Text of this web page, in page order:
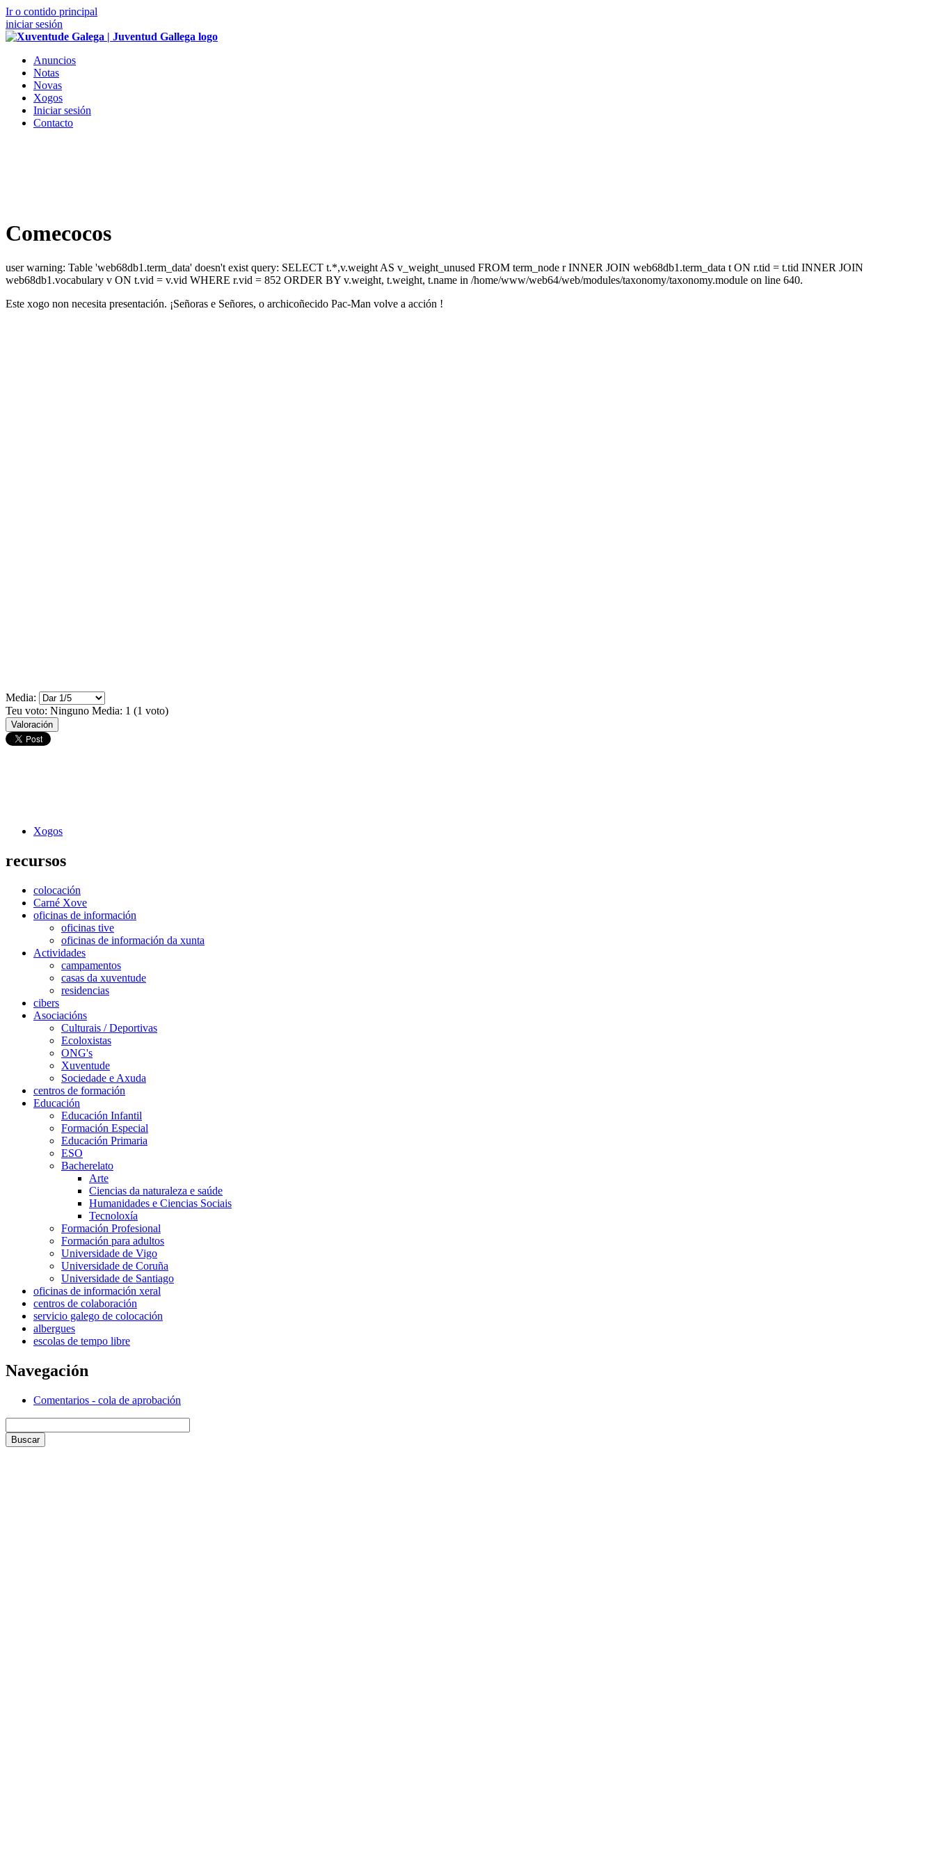
Ir o contido principal
iniciar sesión
Anuncios
Notas
Novas
Xogos
Iniciar sesión
Contacto
Comecocos
user warning: Table 'web68db1.term_data' doesn't exist query: SELECT t.*,v.weight AS v_weight_unused FROM term_node r INNER JOIN web68db1.term_data t ON r.tid = t.tid INNER JOIN
web68db1.vocabulary v ON t.vid = v.vid WHERE r.vid = 852 ORDER BY v.weight, t.weight, t.name in /home/www/web64/web/modules/taxonomy/taxonomy.module on line 640.
Este xogo non necesita presentación. ¡Señoras e Señores, o archicoñecido Pac-Man volve a acción !
Media:
Teu voto: Ninguno Media: 1 (1 voto)
Xogos
recursos
colocación
Carné Xove
oficinas de información
oficinas tive
oficinas de información da xunta
Actividades
campamentos
casas da xuventude
residencias
cibers
Asociacións
Culturais / Deportivas
Ecoloxistas
ONG's
Xuventude
Sociedade e Axuda
centros de formación
Educación
Educación Infantil
Formación Especial
Educación Primaria
ESO
Bacherelato
Arte
Ciencias da naturaleza e saúde
Humanidades e Ciencias Sociais
Tecnoloxía
Formación Profesional
Formación para adultos
Universidade de Vigo
Universidade de Coruña
Universidade de Santiago
oficinas de información xeral
centros de colaboración
servicio galego de colocación
albergues
escolas de tempo libre
Navegación
Comentarios - cola de aprobación